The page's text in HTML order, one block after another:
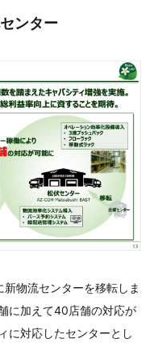
ンター
物流センターを移転しま
に加えて40店舗の対応が
に対応したセンターとし